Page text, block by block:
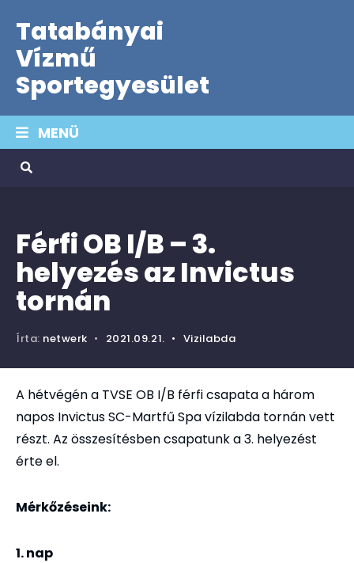
Tatabányai
Vízmű
Sportegyesület
MENÜ
Férfi OB I/B – 3.
helyezés az Invictus
tornán
Írta: netwerk • 2021.09.21. • Vizilabda
A hétvégén a TVSE OB I/B férfi csapata a három
napos Invictus SC-Martfű Spa vízilabda tornán vett
részt. Az összesítésben csapatunk a 3. helyezést
érte el.
Mérkőzéseink:
1. nap